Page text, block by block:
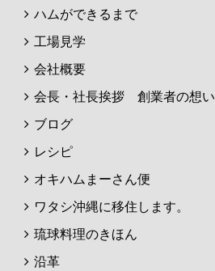
ハムができるまで
工場見学
会社概要
会長・社長挨拶 創業者の想い
ブログ
レシピ
オキハムまーさん便
ワタシ沖縄に移住します。
琉球料理のきほん
沿革